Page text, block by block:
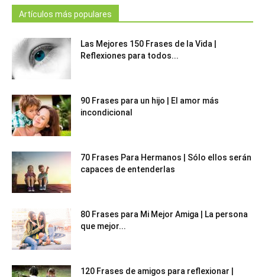
Artículos más populares
Las Mejores 150 Frases de la Vida |
Reflexiones para todos...
90 Frases para un hijo | El amor más
incondicional
70 Frases Para Hermanos | Sólo ellos serán
capaces de entenderlas
80 Frases para Mi Mejor Amiga | La persona
que mejor...
120 Frases de amigos para reflexionar |